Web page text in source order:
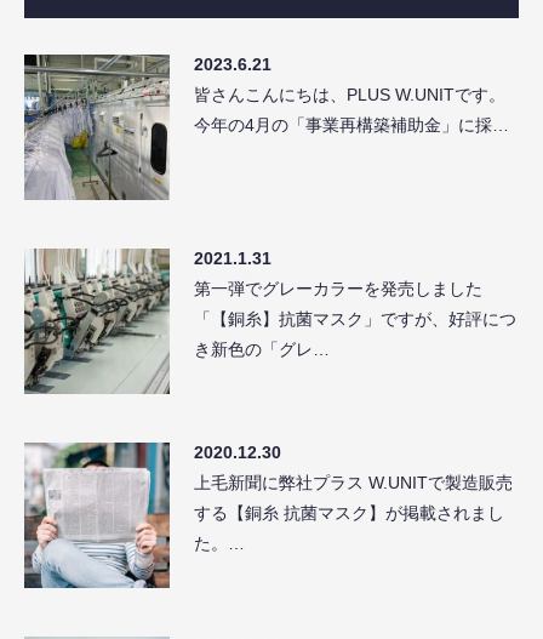
2023.6.21
皆さんこんにちは、PLUS W.UNITです。
今年の4月の「事業再構築補助金」に採…
2021.1.31
第一弾でグレーカラーを発売しました
「【銅糸】抗菌マスク」ですが、好評につ
き新色の「グレ…
2020.12.30
上毛新聞に弊社プラス W.UNITで製造販売
する【銅糸 抗菌マスク】が掲載されまし
た。…